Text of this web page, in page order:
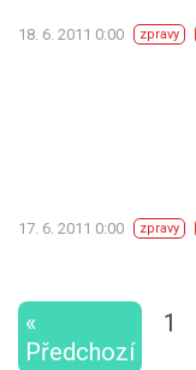
18. 6. 2011 0:00 zpravy
17. 6. 2011 0:00 zpravy
«
Předchozí
1